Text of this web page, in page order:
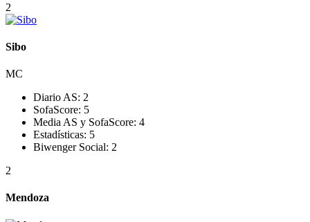
2
Sibo
MC
Diario AS: 2
SofaScore: 5
Media AS y SofaScore: 4
Estadísticas: 5
Biwenger Social: 2
2
Mendoza